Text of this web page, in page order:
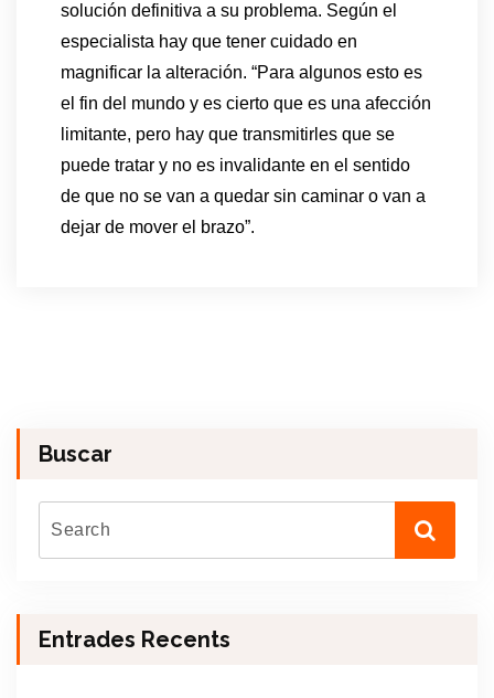
solución definitiva a su problema. Según el
especialista hay que tener cuidado en
magnificar la alteración. “Para algunos esto es
el fin del mundo y es cierto que es una afección
limitante, pero hay que transmitirles que se
puede tratar y no es invalidante en el sentido
de que no se van a quedar sin caminar o van a
dejar de mover el brazo”.
Buscar
Entrades Recents